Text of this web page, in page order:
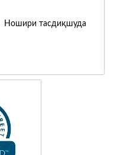
Ношири тасдиқшуда